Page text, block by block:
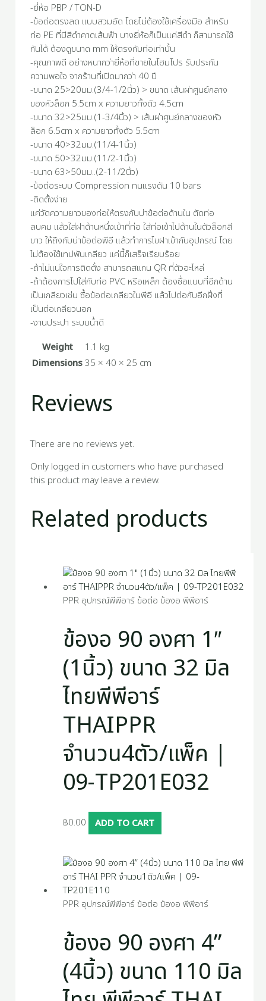
-ยี่ห้อ PBP / TON-D
-ข้อต่อตรงลด แบบสวมอัด โดยไม่ต้องใช้เครื่องมือ สำหรับ
ท่อ PE ที่มีสีดำคาดเส้นฟ้า บางยี่ห้อก็เป็นแค่สีดำ ก็สามารถใช้
กันได้ ต้องดูขนาด mm ให้ตรงกับท่อเท่านั้น
-คุณภาพดี อย่างหนากว่ายี่ห้อที่ขายในโฮมโปร รับประกัน
ความพอใจ จากร้านที่เปิดมากว่า 40 ปี
-ขนาด 25>20มม.(3/4-1/2นิ้ว) > ขนาด เส้นผ่าศูนย์กลาง
ของหัวล็อก 5.5cm x ความยาวทั้งตัว 4.5cm
-ขนาด 32>25มม.(1-3/4นิ้ว) > เส้นผ่าศูนย์กลางของหัว
ล็อก 6.5cm x ความยาวทั้งตัว 5.5cm
-ขนาด 40>32มม.(11/4-1นิ้ว)
-ขนาด 50>32มม.(11/2-1นิ้ว)
-ขนาด 63>50มม..(2-11/2นิ้ว)
-ข้อต่อระบบ Compression ทนแรงดัน 10 bars
-ติดตั้งง่าย
แค่วัดความยาวของท่อให้ตรงกับบ่าข้อต่อด้านใน ตัดท่อ
ลบคม แล้วใส่ฝาด้านหนึ่งเข้าที่ท่อ ใส่ท่อเข้าไปด้านในตัวล็อกสี
ขาว ให้ถึงกับบ่าข้อต่อพีอี แล้วทำการไขฝาเข้ากับอุปกรณ์ โดย
ไม่ต้องใช้เทปพันเกลียว แค่นี้ก็เสร็จเรียบร้อย
-ถ้าไม่แน่ใจการติดตั้ง สามารถสแกน QR ที่ตัวอะไหล่
-ถ้าต้องการไปใส่กับท่อ PVC หรือเหล็ก ต้องซื้อแบบที่อีกด้าน
เป็นเกลียวเช่น ซื้อข้อต่อเกลียวในพีอี แล้วไปต่อกับอีกฝั่งที่
เป็นต่อเกลียวนอก
-งานประปา ระบบน้ำดี
Weight
1.1 kg
Dimensions35 × 40 × 25 cm
Reviews
There are no reviews yet.
Only logged in customers who have purchased
this product may leave a review.
Related products
PPR อุปกรณ์พีพีอาร์ ข้อต่อ ข้องอ พีพีอาร์
ข้องอ 90 องศา 1″
(1นิ้ว) ขนาด 32 มิล
ไทยพีพีอาร์
THAIPPR
จำนวน4ตัว/แพ็ค |
09-TP201E032
฿0.00 ADD TO CART
PPR อุปกรณ์พีพีอาร์ ข้อต่อ ข้องอ พีพีอาร์
ข้องอ 90 องศา 4”
(4นิ้ว) ขนาด 110 มิล